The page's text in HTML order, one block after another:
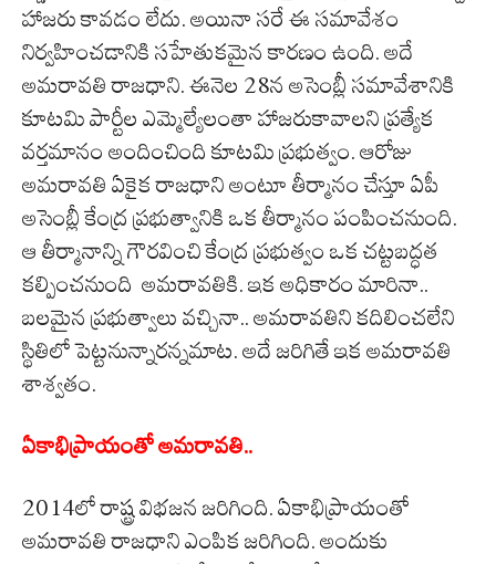
హాజరు కావడం లేదు. అయినా సరే ఈ సమావేశం
నిర్వహించడానికి సహేతుకమైన కారణం ఉంది. అదే
అమరావతి రాజధాని. ఈనెల 28న అసెంబ్లీ సమావేశానికి
కూటమి పార్టీల ఎమ్మెల్యేలంతా హాజరుకావాలని ప్రత్యేక
వర్తమానం అందించింది కూటమి ప్రభుత్వం. ఆరోజు
అమరావతి ఏకైక రాజధాని అంటూ తీర్మానం చేస్తూ ఏపీ
అసెంబ్లీ కేంద్ర ప్రభుత్వానికి ఒక తీర్మానం పంపించనుంది.
ఆ తీర్మానాన్ని గౌరవించి కేంద్ర ప్రభుత్వం ఒక చట్టబద్ధత
కల్పించనుంది అమరావతికి. ఇక అధికారం మారినా..
బలమైన ప్రభుత్వాలు వచ్చినా.. అమరావతిని కదిలించలేని
స్థితిలో పెట్టనున్నారన్నమాట. అదే జరిగితే ఇక అమరావతి
శాశ్వతం.
ఏకాభిప్రాయంతో అమరావతి..
2014లో రాష్ట్ర విభజన జరిగింది. ఏకాభిప్రాయంతో
అమరావతి రాజధాని ఎంపిక జరిగింది. అందుకు